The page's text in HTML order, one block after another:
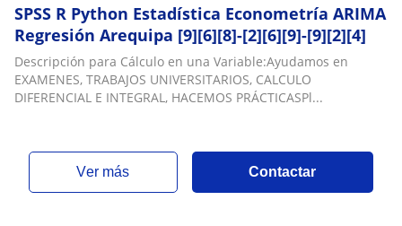
SPSS R Python Estadística Econometría ARIMA
Regresión Arequipa [9][6][8]-[2][6][9]-[9][2][4]
Descripción para Cálculo en una Variable:Ayudamos en
EXAMENES, TRABAJOS UNIVERSITARIOS, CALCULO
DIFERENCIAL E INTEGRAL, HACEMOS PRÁCTICASPl...
ver más Contactar